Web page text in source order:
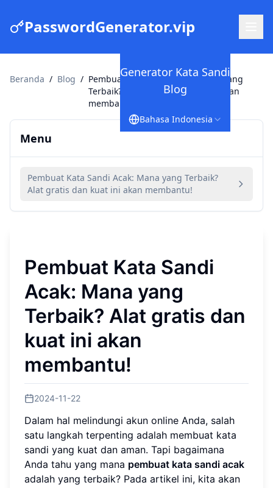
PasswordGenerator.vip
Generator Kata Sandi
Blog
Bahasa Indonesia
Beranda / Blog / Pembuat Kata Sandi Acak: Mana yang
Terbaik? Alat gratis dan kuat ini akan
membantu!
Menu
Pembuat Kata Sandi Acak: Mana yang Terbaik?
Alat gratis dan kuat ini akan membantu!
Pembuat Kata Sandi
Acak: Mana yang
Terbaik? Alat gratis dan
kuat ini akan
membantu!
2024-11-22
Dalam hal melindungi akun online Anda, salah
satu langkah terpenting adalah membuat kata
sandi yang kuat dan aman. Tapi bagaimana
Anda tahu yang mana pembuat kata sandi acak
adalah yang terbaik? Pada artikel ini, kita akan